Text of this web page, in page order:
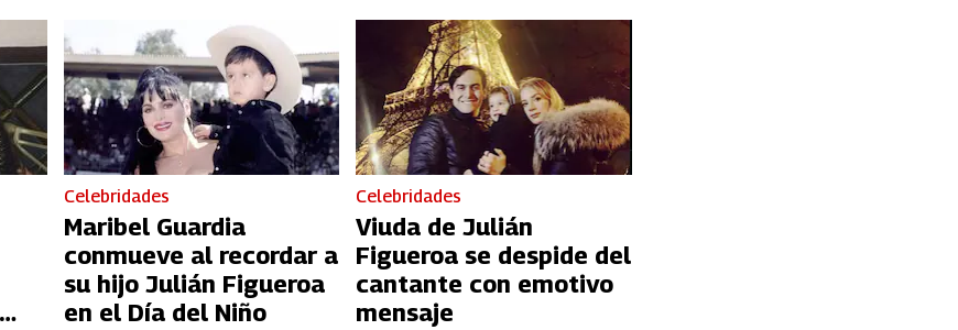
Celebridades
Maribel Guardia
conmueve al recordar a
su hijo Julián Figueroa
en el Día del Niño
Celebridades
Viuda de Julián
Figueroa se despide del
cantante con emotivo
mensaje